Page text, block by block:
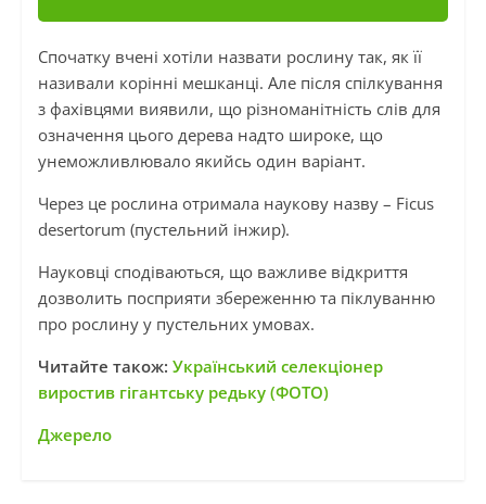
Спочатку вчені хотіли назвати рослину так, як її
називали корінні мешканці. Але після спілкування
з фахівцями виявили, що різноманітність слів для
означення цього дерева надто широке, що
унеможливлювало якийсь один варіант.
Через це рослина отримала наукову назву – Ficus
desertorum (пустельний інжир).
Науковці сподіваються, що важливе відкриття
дозволить посприяти збереженню та піклуванню
про рослину у пустельних умовах.
Читайте також: Український селекціонер
виростив гігантську редьку (ФОТО)
Джерело